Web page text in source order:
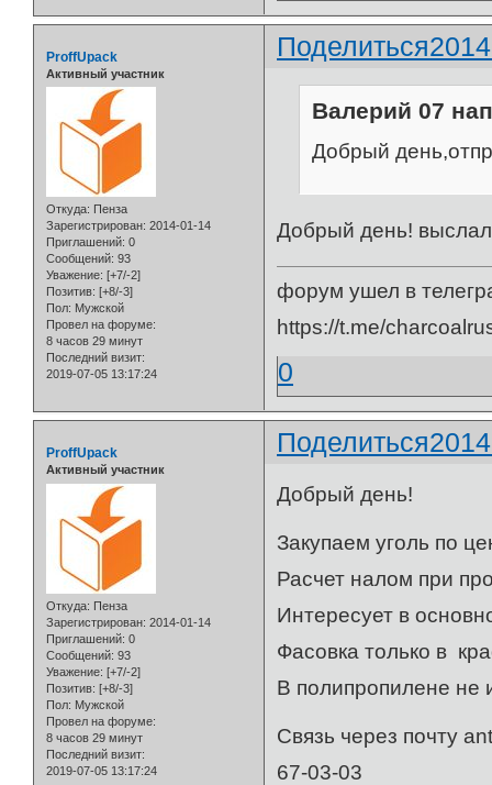
Поделиться
ProffUpack
Активный участник
Откуда: Пенза
Зарегистрирован: 2014-01-14
Приглашений: 0
Сообщений: 93
Уважение: [+7/-2]
Позитив: [+8/-3]
Пол: Мужской
Провел на форуме:
8 часов 29 минут
Последний визит:
2019-07-05 13:17:24
Валерий 07
Добрый
Добрый день! выслал
форум ушел в
https://t.me/
0
Поделиться
ProffUpack
Активный участник
Откуда: Пенза
Зарегистрирован: 2014-01-14
Приглашений: 0
Сообщений: 93
Уважение: [+7/-2]
Позитив: [+8/-3]
Пол: Мужской
Провел на форуме:
8 часов 29 минут
Последний визит:
2019-07-05 13:17:24
Добрый день!
Закупаем уголь по
Расчет налом при
Интересует в
Фасовка только в
В полипропилене не
Связь через почту
67-03-03